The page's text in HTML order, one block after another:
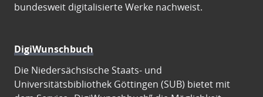
bundesweit digitalisierte Werke nachweist.
DigiWunschbuch
Die Niedersächsische Staats- und
Universitätsbibliothek Göttingen (SUB) bietet mit